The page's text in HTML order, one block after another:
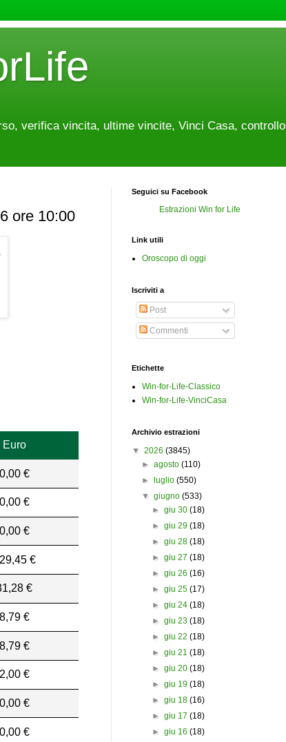
verifica vincita, ultime vincite, Vinci Casa, controllo
ore 10:00
Euro
0,00 €
0,00 €
0,00 €
€
€
8,79 €
8,79 €
2,00 €
0,00 €
0,00 €
Seguici su Facebook
Estrazioni Win for Life
Link utili
Oroscopo di oggi
Iscriviti a
Post
Commenti
Etichette
Win-for-Life-Classico
Win-for-Life-VinciCasa
Archivio estrazioni
▼ 2026 (3845)
►agosto (110)
►
luglio (550)
▼ giugno (533)
► giu 30 (18)
► giu 29 (18)
► giu 28 (18)
► giu 27 (18)
► giu 26 (16)
► giu 25 (17)
► giu 24 (18)
► giu 23 (18)
► giu 22 (18)
► giu 21 (18)
► giu 20 (18)
► giu 19 (18)
► giu 18 (16)
► giu 17 (18)
► giu 16 (18)